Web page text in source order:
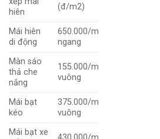
hiên
(đ/m2)
Mái hiên
di động
650.000/m
ngang
Màn sáo
thả che
nắng
155.000/m
vuông
Mái bạt
kéo
375.000/m
vuông
Mái bạt xe